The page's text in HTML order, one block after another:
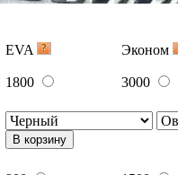
EVA
Эконом
1800
3000
В корзину